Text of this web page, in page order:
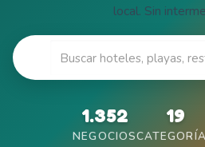
local. Sin
1.352
NEGOCIOS
19